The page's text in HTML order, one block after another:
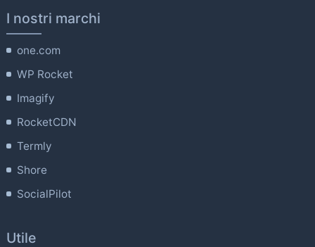
I nostri marchi
one.com
WP Rocket
Imagify
RocketCDN
Termly
Shore
SocialPilot
Utile